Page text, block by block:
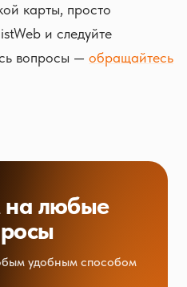
карты, просто
и следуйте
вопросы — обращайтесь
на любые
удобным способом